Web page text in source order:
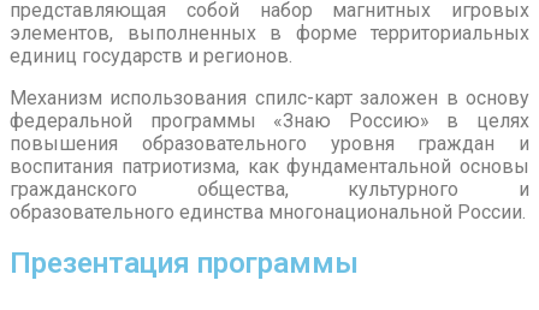
представляющая собой набор магнитных игровых
элементов, выполненных в форме территориальных
единиц государств и регионов.
Механизм использования спилс-карт заложен в основу
федеральной программы «Знаю Россию» в целях
повышения образовательного уровня граждан и
воспитания патриотизма, как фундаментальной основы
гражданского общества, культурного и
образовательного единства многонациональной России.
Презентация программы